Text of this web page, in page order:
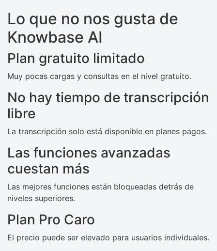
Lo que no nos gusta de
Knowbase AI
Plan gratuito limitado
Muy pocas cargas y consultas en el nivel gratuito.
No hay tiempo de transcripción
libre
La transcripción solo está disponible en planes pagos.
Las funciones avanzadas
cuestan más
Las mejores funciones están bloqueadas detrás de
niveles superiores.
Plan Pro Caro
El precio puede ser elevado para usuarios individuales.